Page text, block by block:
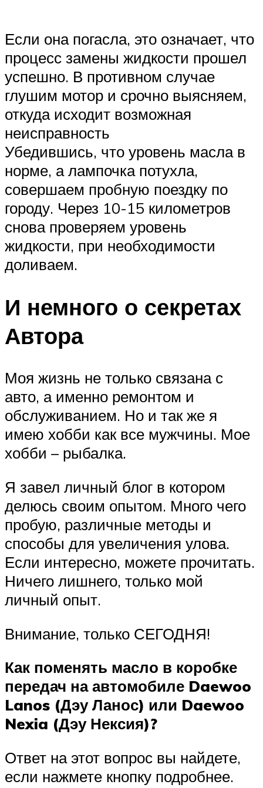
Если она погасла, это означает, что
процесс замены жидкости прошел
успешно. В противном случае
глушим мотор и срочно выясняем,
откуда исходит возможная
неисправность
Убедившись, что уровень масла в
норме, а лампочка потухла,
совершаем пробную поездку по
городу. Через 10-15 километров
снова проверяем уровень
жидкости, при необходимости
доливаем.
И немного о секретах
Автора
Моя жизнь не только связана с
авто, а именно ремонтом и
обслуживанием. Но и так же я
имею хобби как все мужчины. Мое
хобби – рыбалка.
Я завел личный блог в котором
делюсь своим опытом. Много чего
пробую, различные методы и
способы для увеличения улова.
Если интересно, можете прочитать.
Ничего лишнего, только мой
личный опыт.
Внимание, только СЕГОДНЯ!
Как поменять масло в коробке
передач на автомобиле Daewoo
Lanos (Дэу Ланос) или Daewoo
Nexia (Дэу Нексия)?
Ответ на этот вопрос вы найдете,
если нажмете кнопку подробнее.